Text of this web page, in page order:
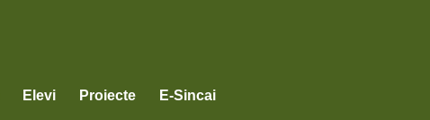
Elevi Proiecte E-Sincai